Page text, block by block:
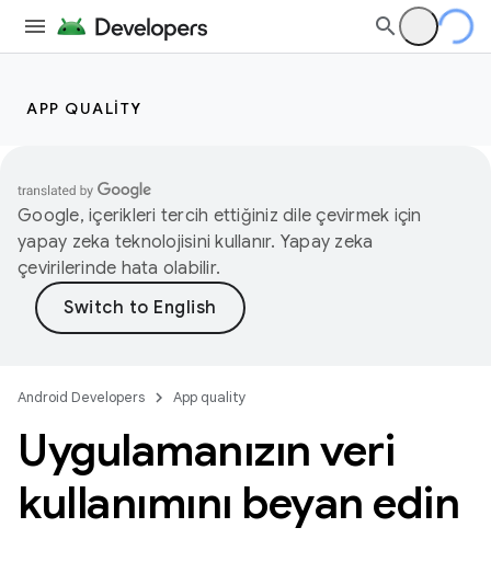
APP QUALITY
Google, içerikleri tercih ettiğiniz dile çevirmek için
yapay zeka teknolojisini kullanır. Yapay zeka
çevirilerinde hata olabilir.
Android Developers App quality
Uygulamanızın veri
kullanımını beyan edin